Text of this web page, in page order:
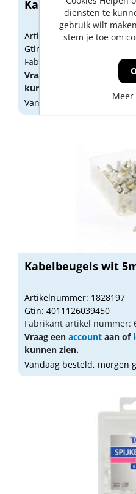
Kabelbeugels zwart
Artikelnummer: 1828210
Gtin: 8715063571924
Fabrikant artikel nummer:
Vraag een
aan of
kunnen zien.
Vandaag besteld, morgen
Kabelbeugels wit
Artikelnummer: 1828197
Gtin: 4011126039450
Fabrikant artikel nummer:
Vraag een account aan of
kunnen zien.
Vandaag besteld, morgen
diensten te
gebruik wilt
stem je toe om
Meer